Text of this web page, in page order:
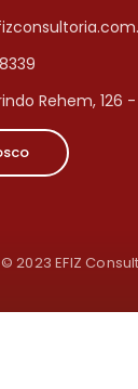
Rehem, 126 -
2023 EFIZ